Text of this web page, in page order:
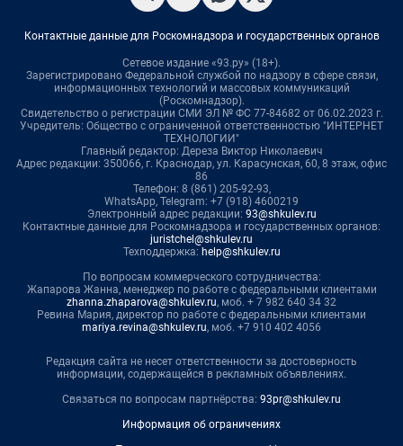
Контактные данные для Роскомнадзора и государственных органов
Сетевое издание «93.ру» (18+).
Зарегистрировано Федеральной службой по надзору в сфере связи,
информационных технологий и массовых коммуникаций
(Роскомнадзор).
Свидетельство о регистрации СМИ ЭЛ № ФС 77-84682 от 06.02.2023 г.
Учредитель: Общество с ограниченной ответственностью "ИНТЕРНЕТ
ТЕХНОЛОГИИ"
Главный редактор: Дереза Виктор Николаевич
Адрес редакции: 350066, г. Краснодар, ул. Карасунская, 60, 8 этаж, офис
86
Телефон: 8 (861) 205-92-93,
WhatsApp, Telegram: +7 (918) 4600219
Электронный адрес редакции: 93@shkulev.ru
Контактные данные для Роскомнадзора и государственных органов:
juristchel@shkulev.ru
Техподдержка: help@shkulev.ru
По вопросам коммерческого сотрудничества:
Жапарова Жанна, менеджер по работе с федеральными клиентами
zhanna.zhaparova@shkulev.ru, моб. + 7 982 640 34 32
Ревина Мария, директор по работе с федеральными клиентами
mariya.revina@shkulev.ru, моб. +7 910 402 4056
Редакция сайта не несет ответственности за достоверность
информации, содержащейся в рекламных объявлениях.
Связаться по вопросам партнёрства: 93pr@shkulev.ru
Информация об ограничениях